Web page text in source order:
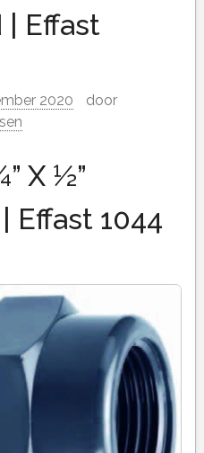
| Effast
2020
door
X ½”
Effast 1044